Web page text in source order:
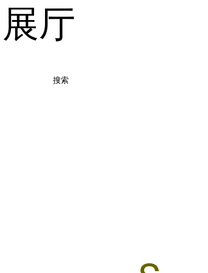
厅
搜索